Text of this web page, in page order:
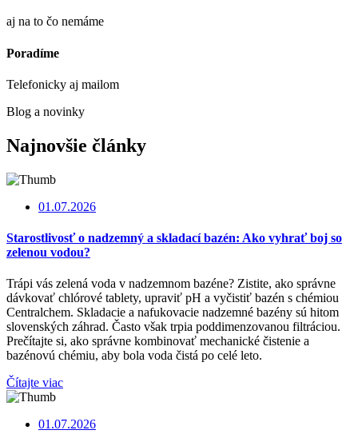
aj na to čo nemáme
Poradíme
Telefonicky aj mailom
Blog a novinky
Najnovšie články
01.07.2026
Starostlivosť o nadzemný a skladací bazén: Ako vyhrať boj so
zelenou vodou?
Trápi vás zelená voda v nadzemnom bazéne? Zistite, ako správne
dávkovať chlórové tablety, upraviť pH a vyčistiť bazén s chémiou
Centralchem. Skladacie a nafukovacie nadzemné bazény sú hitom
slovenských záhrad. Často však trpia poddimenzovanou filtráciou.
Prečítajte si, ako správne kombinovať mechanické čistenie a
bazénovú chémiu, aby bola voda čistá po celé leto.
Čítajte viac
01.07.2026